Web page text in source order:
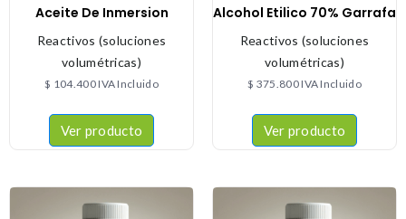
Aceite De Inmersion
Reactivos (soluciones
volumétricas)
$ 104.400IVA Incluido
Ver producto
Alcohol Etilico 70% Garrafa
Reactivos (soluciones
volumétricas)
$ 375.800IVA Incluido
Ver producto